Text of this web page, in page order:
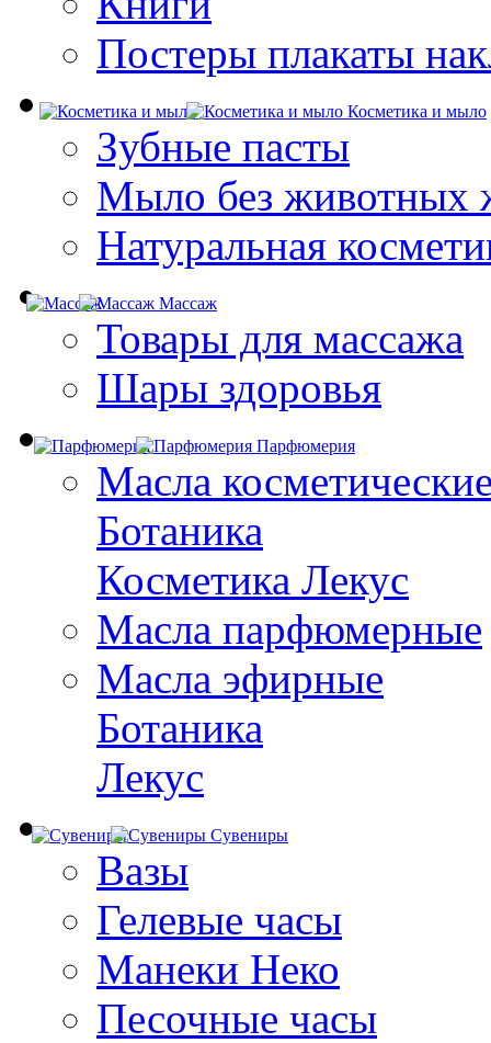
Постеры плакаты
Косметика и мыло
Зубные пасты
Мыло без животных
Натуральная
Массаж
Товары для массажа
Шары здоровья
Парфюмерия
Масла
Ботаника
Косметика Лекус
Масла парфюмерные
Масла эфирные
Ботаника
Лекус
Сувениры
Вазы
Гелевые часы
Манеки Неко
Песочные часы